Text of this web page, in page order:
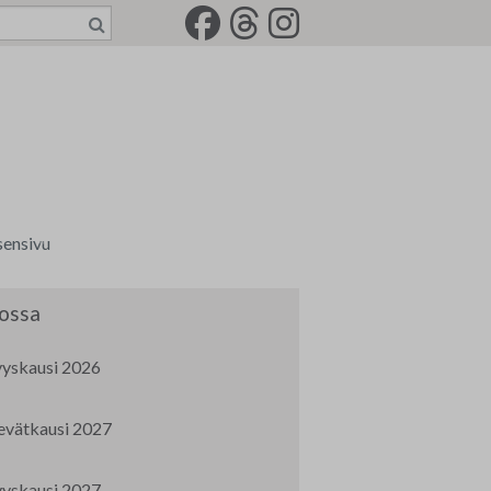
2026
2027